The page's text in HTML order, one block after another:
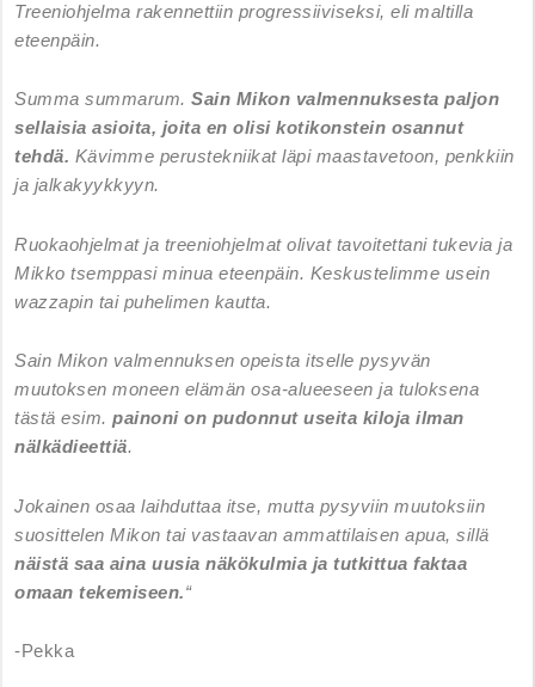
Treeniohjelma rakennettiin progressiiviseksi, eli maltilla
eteenpäin.
Summa summarum. Sain Mikon valmennuksesta paljon
sellaisia asioita, joita en olisi kotikonstein osannut
tehdä. Kävimme perustekniikat läpi maastavetoon, penkkiin
ja jalkakyykkyyn.
Ruokaohjelmat ja treeniohjelmat olivat tavoitettani tukevia ja
Mikko tsemppasi minua eteenpäin. Keskustelimme usein
wazzapin tai puhelimen kautta.
Sain Mikon valmennuksen opeista itselle pysyvän
muutoksen moneen elämän osa-alueeseen ja tuloksena
tästä esim. painoni on pudonnut useita kiloja ilman
nälkädieettiä.
Jokainen osaa laihduttaa itse, mutta pysyviin muutoksiin
suosittelen Mikon tai vastaavan ammattilaisen apua, sillä
näistä saa aina uusia näkökulmia ja tutkittua faktaa
omaan tekemiseen.“
-Pekka